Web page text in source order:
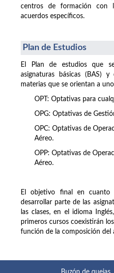
centros de formación con
acuerdos específicos.
Plan de Estudios
El Plan de estudios que
asignaturas básicas (BAS)
materias que se orientan a
OPT: Optativas para
OPG: Optativas de
OPC: Optativas de
Aéreo.
OPP: Optativas de
Aéreo.
El objetivo final en
desarrollar parte de las
las clases, en el idioma
primeros cursos coexistirán
función de la composición del